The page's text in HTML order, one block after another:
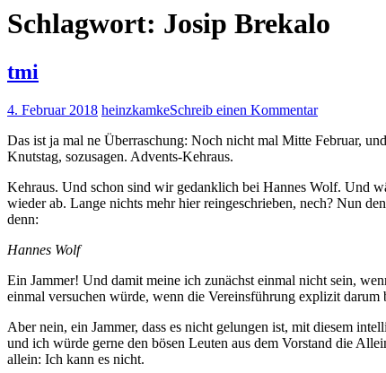
Schlagwort: Josip Brekalo
tmi
4. Februar 2018 heinzkamkeSchreib einen Kommentar
Das ist ja mal ne Überraschung: Noch nicht mal Mitte Februar,
Knutstag, sozusagen. Advents-Kehraus.
Kehraus. Und schon sind wir gedanklich bei Hannes Wolf. Und
wieder ab. Lange nichts mehr hier reingeschrieben, nech? Nun
denn:
Hannes Wolf
Ein Jammer! Und damit meine ich zunächst einmal nicht sein,
einmal versuchen würde, wenn die Vereinsführung explizit darum
Aber nein, ein Jammer, dass es nicht gelungen ist, mit diesem
und ich würde gerne den bösen Leuten aus dem Vorstand die
allein: Ich kann es nicht.